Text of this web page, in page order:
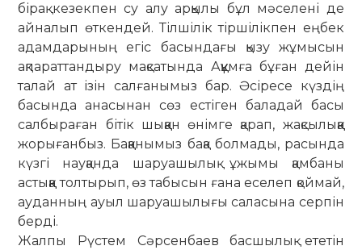
бірақ кезекпен су алу арқылы бұл мәселені де
айна­лып өткендей. Тілшілік тіршілікпен ең­­бек
адамдарының егіс басындағы қы­­­зу жұмысын
ақпараттандыру мақса­тын­да Аққұмға бұған дейін
талай ат ізін салғанымыз бар. Әсіресе күздің
басында анасынан сөз естіген баладай басы
салбыраған бітік шыққан өнімге қарап, жақсылыққа
жорығанбыз. Бақ­қа­­нымыз бақа болмады, расында
күзгі науқанда шаруашылық ұжымы қам­баны
астыққа толтырып, өз табысын ға­на еселеп қоймай,
ауданның ауыл ша­руашылығы саласына серпін
берді.
Жалпы Рүстем Сәрсенбаев басшы­лық ететін